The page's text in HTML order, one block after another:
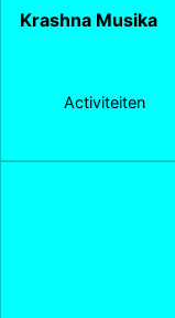
Krashna Musika
Activiteiten